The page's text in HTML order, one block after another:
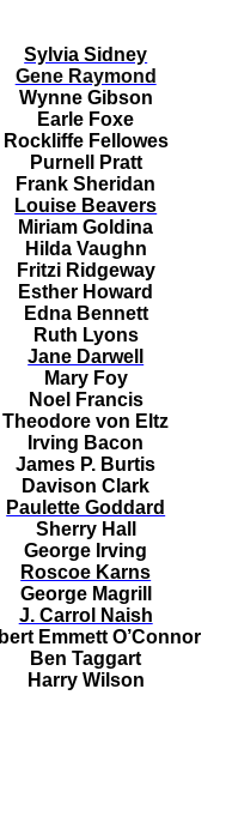
Sylvia Sidney
Gene Raymond
Wynne Gibson
Earle Foxe
RockliffeFellowes
Purnell Pratt
Frank Sheridan
Louise Beavers
Miriam Goldina
Hilda Vaughn
Fritzi Ridgeway
Esther Howard
Edna Bennett
Ruth Lyons
Jane Darwell
Mary Foy
Noel Francis
Theodore von Eltz
Irving Bacon
James P. Burtis
Davison Clark
Paulette Goddard
Sherry Hall
George Irving
Roscoe Karns
George Magrill
J. Carrol Naish
Emmett O’Connor
Ben Taggart
Harry Wilson